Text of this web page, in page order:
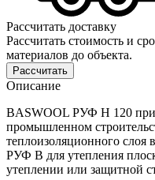
Рассчитать доставку
Рассчитать стоимость и
материалов до объекта.
Рассчитать
Описание
BASWOOL РУФ Н 120
промышленном
теплоизоляционного
РУФ В для утепления
утеплении или защитной